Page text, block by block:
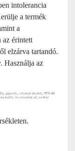
intolerancia
a termék
a
az érintett
elzárva tartandó.
Használja az